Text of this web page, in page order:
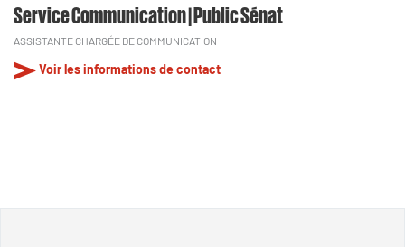
Service Communication | Public Sénat
ASSISTANTE CHARGÉE DE COMMUNICATION
Voir les informations de contact